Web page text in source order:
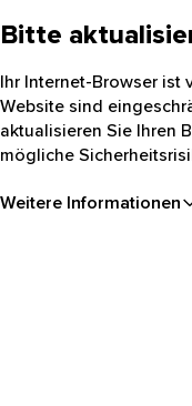
Bitte
Ihr Internet-Browser ist
Website sind
aktualisieren Sie Ihren
mögliche
Weitere Informationen